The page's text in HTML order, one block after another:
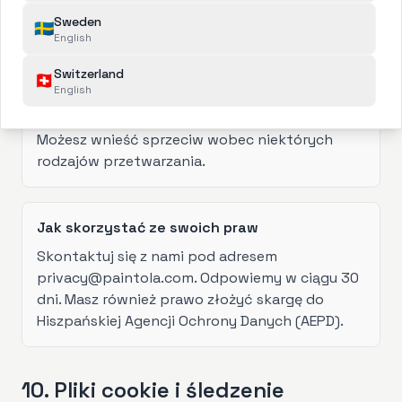
Możesz zażądać przeniesienia swoich danych
do innego usługodawcy.
Możesz wnieść sprzeciw wobec niektórych
rodzajów przetwarzania.
Jak skorzystać ze swoich praw
Skontaktuj się z nami pod adresem
privacy@paintola.com. Odpowiemy w ciągu 30
dni. Masz również prawo złożyć skargę do
Hiszpańskiej Agencji Ochrony Danych (AEPD).
10. Pliki cookie i śledzenie
🇸🇪Sweden
English
🇨🇭Switzerland
English